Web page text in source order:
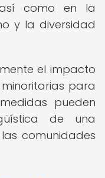
así como en la
y la diversidad
el impacto
para
pueden
de una
comunidades